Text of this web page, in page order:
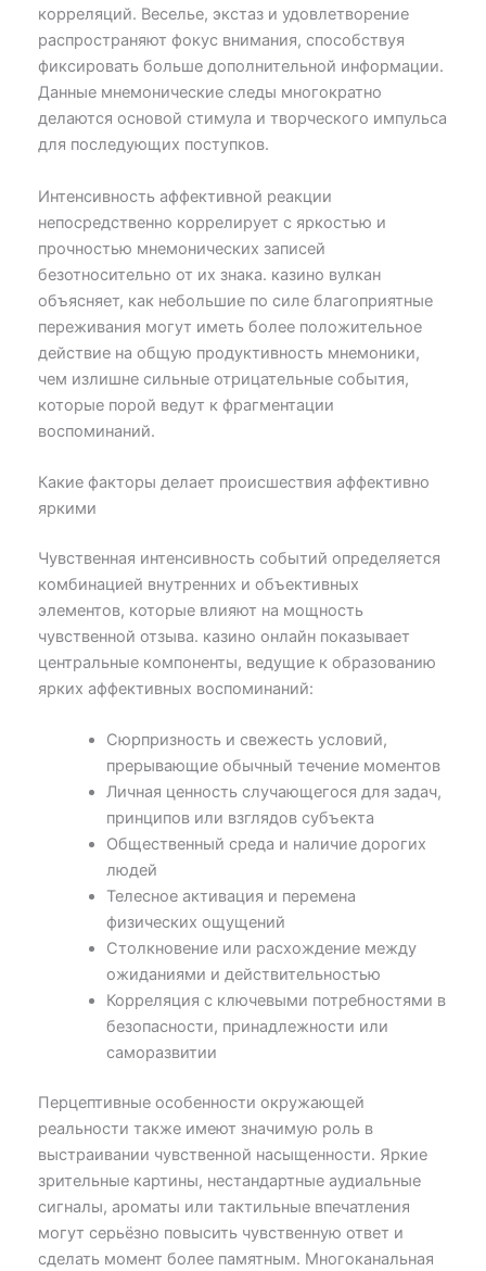
корреляций. Веселье, экстаз и удовлетворение
распространяют фокус внимания, способствуя
фиксировать больше дополнительной информации.
Данные мнемонические следы многократно
делаются основой стимула и творческого импульса
для последующих поступков.
Интенсивность аффективной реакции
непосредственно коррелирует с яркостью и
прочностью мнемонических записей
безотносительно от их знака. казино вулкан
объясняет, как небольшие по силе благоприятные
переживания могут иметь более положительное
действие на общую продуктивность мнемоники,
чем излишне сильные отрицательные события,
которые порой ведут к фрагментации
воспоминаний.
Какие факторы делает происшествия аффективно
яркими
Чувственная интенсивность событий определяется
комбинацией внутренних и объективных
элементов, которые влияют на мощность
чувственной отзыва. казино онлайн показывает
центральные компоненты, ведущие к образованию
ярких аффективных воспоминаний:
Сюрпризность и свежесть условий,
прерывающие обычный течение моментов
Личная ценность случающегося для задач,
принципов или взглядов субъекта
Общественный среда и наличие дорогих
людей
Телесное активация и перемена
физических ощущений
Столкновение или расхождение между
ожиданиями и действительностью
Корреляция с ключевыми потребностями в
безопасности, принадлежности или
саморазвитии
Перцептивные особенности окружающей
реальности также имеют значимую роль в
выстраивании чувственной насыщенности. Яркие
зрительные картины, нестандартные аудиальные
сигналы, ароматы или тактильные впечатления
могут серьёзно повысить чувственную ответ и
сделать момент более памятным. Многоканальная